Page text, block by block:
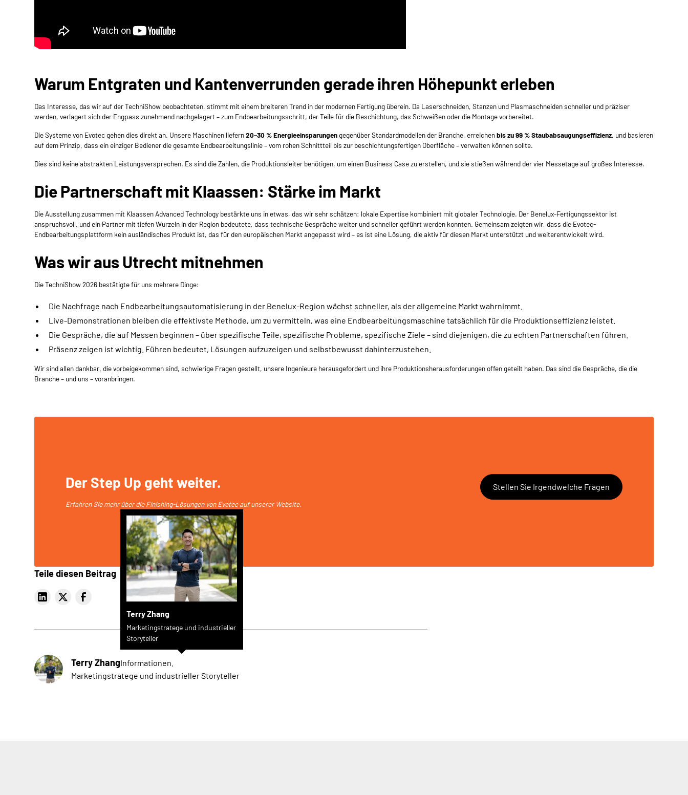
Warum Entgraten und Kantenverrunden gerade ihren Höhepunkt erleben
Das Interesse, das wir auf der TechniShow beobachteten, stimmt mit einem breiteren Trend in der modernen Fertigung überein. Da Laserschneiden, Stanzen und Plasmaschneiden schneller und präziser
werden, verlagert sich der Engpass zunehmend nachgelagert – zum Endbearbeitungsschritt, der Teile für die Beschichtung, das Schweißen oder die Montage vorbereitet.
Die Systeme von Evotec gehen dies direkt an. Unsere Maschinen liefern20–30 % Energieeinsparungengegenüber Standardmodellen der Branche, erreichenbis zu 99 % Staubabsaugungseffizienz, und basieren
auf dem Prinzip, dass ein einziger Bediener die gesamte Endbearbeitungslinie – vom rohen Schnittteil bis zur beschichtungsfertigen Oberfläche – verwalten können sollte.
Dies sind keine abstrakten Leistungsversprechen. Es sind die Zahlen, die Produktionsleiter benötigen, um einen Business Case zu erstellen, und sie stießen während der vier Messetage auf großes Interesse.
Die Partnerschaft mit Klaassen: Stärke im Markt
Die Ausstellung zusammen mit Klaassen Advanced Technology bestärkte uns in etwas, das wir sehr schätzen: lokale Expertise kombiniert mit globaler Technologie. Der Benelux-Fertigungssektor ist
anspruchsvoll, und ein Partner mit tiefen Wurzeln in der Region bedeutete, dass technische Gespräche weiter und schneller geführt werden konnten. Gemeinsam zeigten wir, dass die Evotec-
Endbearbeitungsplattform kein ausländisches Produkt ist, das für den europäischen Markt angepasst wird – es ist eine Lösung, die aktiv für diesen Markt unterstützt und weiterentwickelt wird.
Was wir aus Utrecht mitnehmen
Die TechniShow 2026 bestätigte für uns mehrere Dinge:
Die Nachfrage nach Endbearbeitungsautomatisierung in der Benelux-Region wächst schneller, als der allgemeine Markt wahrnimmt.
Live-Demonstrationen bleiben die effektivste Methode, um zu vermitteln, was eine Endbearbeitungsmaschine tatsächlich für die Produktionseffizienz leistet.
Die Gespräche, die auf Messen beginnen – über spezifische Teile, spezifische Probleme, spezifische Ziele – sind diejenigen, die zu echten Partnerschaften führen.
Präsenz zeigen ist wichtig. Führen bedeutet, Lösungen aufzuzeigen und selbstbewusst dahinterzustehen.
Wir sind allen dankbar, die vorbeigekommen sind, schwierige Fragen gestellt, unsere Ingenieure herausgefordert und ihre Produktionsherausforderungen offen geteilt haben. Das sind die Gespräche, die die
Branche – und uns – voranbringen.
Der Step Up geht weiter.
Erfahren Sie mehr über die Finishing-Lösungen von Evotec auf unsererWebsite.
Stellen Sie Irgendwelche Fragen
Teile diesen Beitrag
Terry Zhang
Terry Zhang
Marketingstratege und industrieller
Storyteller
Informationen.
Marketingstratege und industrieller Storyteller